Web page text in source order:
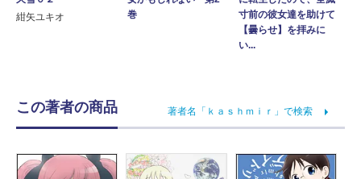
紺矢ユキオ
巻
寸前の彼女達を助けて
【曇らせ】を拝みに
い...
この著者の商品 著者名「ｋａｓｈｍｉｒ」で検索